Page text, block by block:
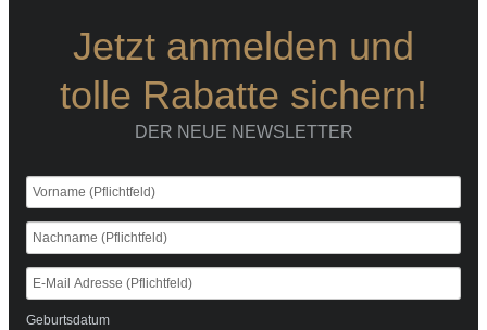
Jetzt anmelden und
tolle Rabatte sichern!
DER NEUE NEWSLETTER
Geburtsdatum